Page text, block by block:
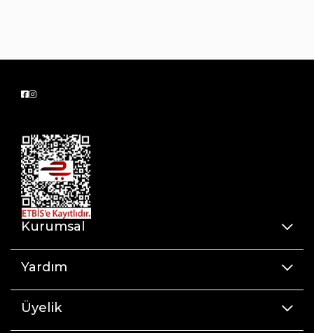
Kurumsal
Yardım
Üyelik